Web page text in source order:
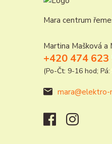
Mara centrum
Martina Mašková a
+420 474 623
(Po-Čt: 9-16 hod;
mara@elektro-